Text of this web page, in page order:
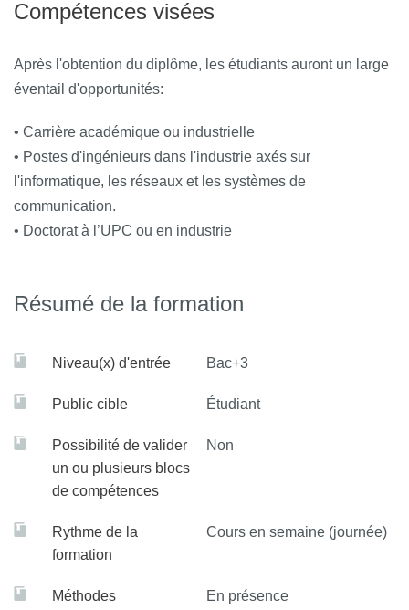
définir,
calculer, améliorer et maîtriser le développement des
futur.
Compétences visées
Après l'obtention du diplôme, les étudiants auront un large
éventail d'opportunités:
• Carrière académique ou industrielle
• Postes d'ingénieurs dans l'industrie axés sur
l'informatique, les réseaux et les systèmes de
communication.
• Doctorat à l’UPC ou en industrie
Résumé de la formation
Niveau(x) d'entrée Bac+3
Public cible Étudiant
Possibilité de valider
un ou plusieurs blocs
de compétences
Non
Rythme de la
formation
Cours en semaine (journée)
Méthodes
En présence